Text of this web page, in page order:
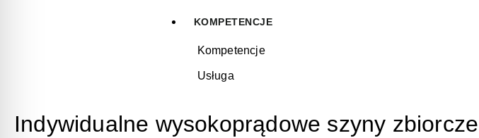
KOMPETENCJE
Kompetencje
Usługa
Indywidualne wysokoprądowe szyny